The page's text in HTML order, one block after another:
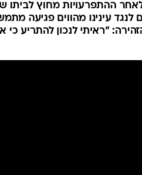
ההתפרעויות מחוץ לביתו
עינינו מהווים פגיעה
"ראיתי לנכון להתריע כי